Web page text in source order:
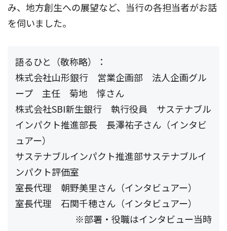
み、地方創生への展望など、当行の各担当者がお話
を伺いました。
語るひと（敬称略）：
株式会社山形銀行 営業企画部 法人企画グル
ープ 主任 菊地 惇さん
株式会社SBI新生銀行 執行役員 サステナブル
インパクト推進部長 長澤祐子さん（インタビ
ュアー）
サステナブルインパクト推進部サステナブルイ
ンパクト評価室
室長代理 朝野美里さん（インタビュアー）
室長代理 石関千穂さん（インタビュアー）
※部署・役職はインタビュー当時